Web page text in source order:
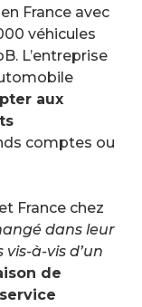
France avec
véhicules
L’entreprise
aux
comptes ou
France chez
dans leur
à-vis d’un
de